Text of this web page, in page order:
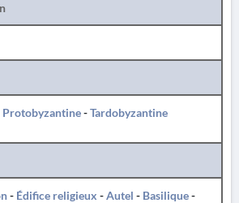
Protobyzantine-Tardobyzantine
- Édifice religieux -Autel - Basilique-